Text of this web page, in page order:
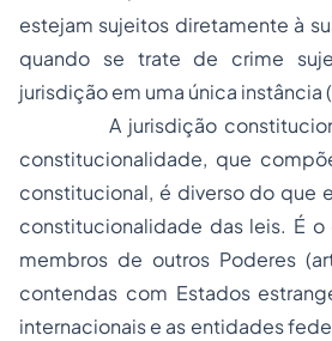
estejam sujeitos diretamente à
quando se trate de crime
jurisdição em uma única instância
A jurisdição
constitucionalidade, que
constitucional, é diverso do que
constitucionalidade das leis. É
membros de outros Poderes
contendas com Estados
internacionais e as entidades